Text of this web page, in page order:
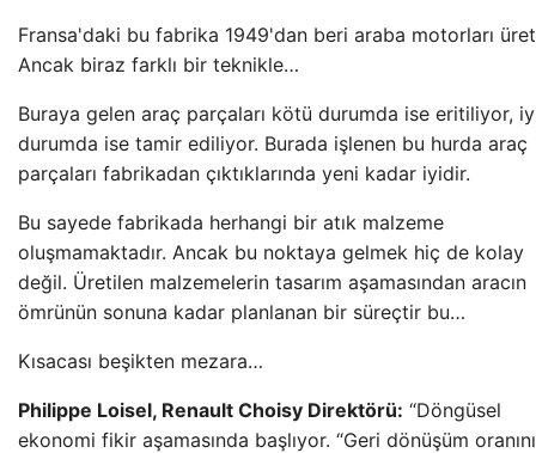
Fransa'daki bu fabrika 1949'dan beri araba motorları
Ancak biraz farklı bir teknikle…
Buraya gelen araç parçaları kötü durumda ise eritiliyor,
durumda ise tamir ediliyor. Burada işlenen bu hurda araç
parçaları fabrikadan çıktıklarında yeni kadar iyidir.
Bu sayede fabrikada herhangi bir atık malzeme
oluşmamaktadır. Ancak bu noktaya gelmek hiç de kolay
değil. Üretilen malzemelerin tasarım aşamasından aracın
ömrünün sonuna kadar planlanan bir süreçtir bu…
Kısacası beşikten mezara…
Philippe Loisel, Renault Choisy Direktörü: “Döngüsel
ekonomi fikir aşamasında başlıyor. “Geri dönüşüm